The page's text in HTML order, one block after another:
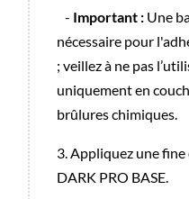
- Important : Une
nécessaire pour
; veillez à ne pas
uniquement en
brûlures chimiques.
3. Appliquez une
DARK PRO BASE.